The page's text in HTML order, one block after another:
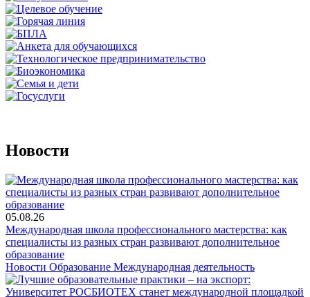
Новости
05.08.26
Международная школа профессионального мастерства: как
специалисты из разных стран развивают дополнительное
образование
Новости Образование Международная деятельность